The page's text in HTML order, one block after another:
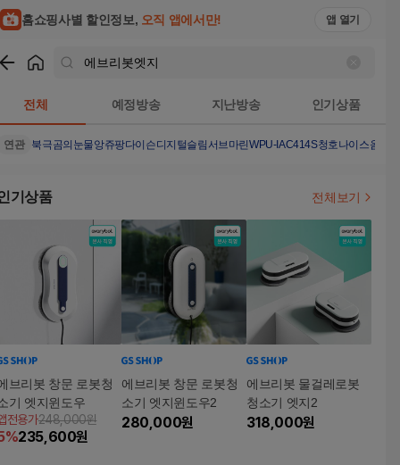
홈쇼핑사별 할인정보, 오직 앱에서만! 앱 열기
전체 예정방송 지난방송 인기상품
연관 북극곰의눈물앙쥬팡다이슨디지털슬림서브마린WPU-IAC414S청호나이스옴니
기상품 전체보기
브리봇 창문 로봇청
기 엣지윈도우
전용가248,000원
%235,600원
에브리봇 창문 로봇청
소기 엣지윈도우2
280,000원
에브리봇 물걸레로봇
청소기 엣지2
318,000원